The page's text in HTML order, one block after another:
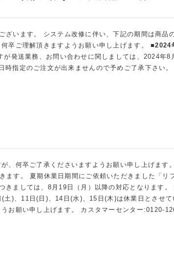
います。 システム改修に伴い、下記の期間は商品
卒ご理解頂きますようお願い申し上げます。■2024
送業務、お問い合わせに関しましては、2024年8
指定のご注文が出来ませんので予めご了承下さい。
、何卒ご了承くださいますようお願い申し上げま
す。 夏期休業日期間にご依頼いただきました「リ
ましては、8月19日（月）以降の対応となります
)、11日(日)、14日(水)、15日(木)は休業日とさせ
お願い申し上げます。 カスタマーセンター:0120-